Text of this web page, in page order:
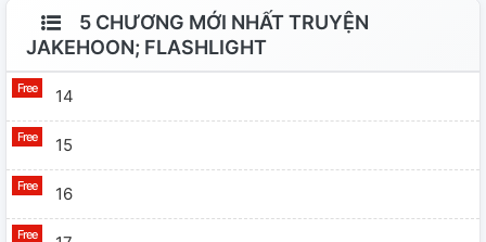
5 CHƯƠNG MỚI NHẤT TRUYỆN
JAKEHOON; FLASHLIGHT
14
15
16